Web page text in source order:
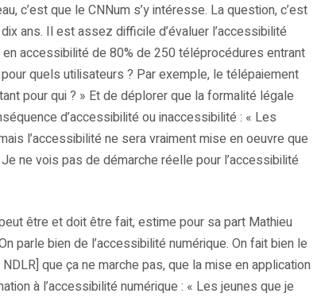
c’est que le CNNum s’y intéresse. La question, c’est
ans. Il est assez difficile d’évaluer l’accessibilité
accessibilité de 80% de 250 téléprocédures entrant
quels utilisateurs ? Par exemple, le télépaiement
pour qui ? » Et de déplorer que la formalité légale
d’accessibilité ou inaccessibilité : « Les
l’accessibilité ne sera vraiment mise en oeuvre que
ne vois pas de démarche réelle pour l’accessibilité
être et doit être fait, estime pour sa part Mathieu
parle bien de l’accessibilité numérique. On fait bien le
que ça ne marche pas, que la mise en application
à l’accessibilité numérique : « Les jeunes que je